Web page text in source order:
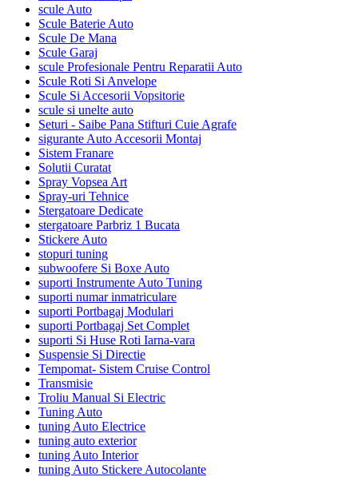
scule Auto
Scule Baterie Auto
Scule De Mana
Scule Garaj
scule Profesionale Pentru Reparatii Auto
Scule Roti Si Anvelope
Scule Si Accesorii Vopsitorie
scule si unelte auto
Seturi - Saibe Pana Stifturi Cuie Agrafe
sigurante Auto Accesorii Montaj
Sistem Franare
Solutii Curatat
Spray Vopsea Art
Spray-uri Tehnice
Stergatoare Dedicate
stergatoare Parbriz 1 Bucata
Stickere Auto
stopuri tuning
subwoofere Si Boxe Auto
suporti Instrumente Auto Tuning
suporti numar inmatriculare
suporti Portbagaj Modulari
suporti Portbagaj Set Complet
suporti Si Huse Roti Iarna-vara
Suspensie Si Directie
Tempomat- Sistem Cruise Control
Transmisie
Troliu Manual Si Electric
Tuning Auto
tuning Auto Electrice
tuning auto exterior
tuning Auto Interior
tuning Auto Stickere Autocolante